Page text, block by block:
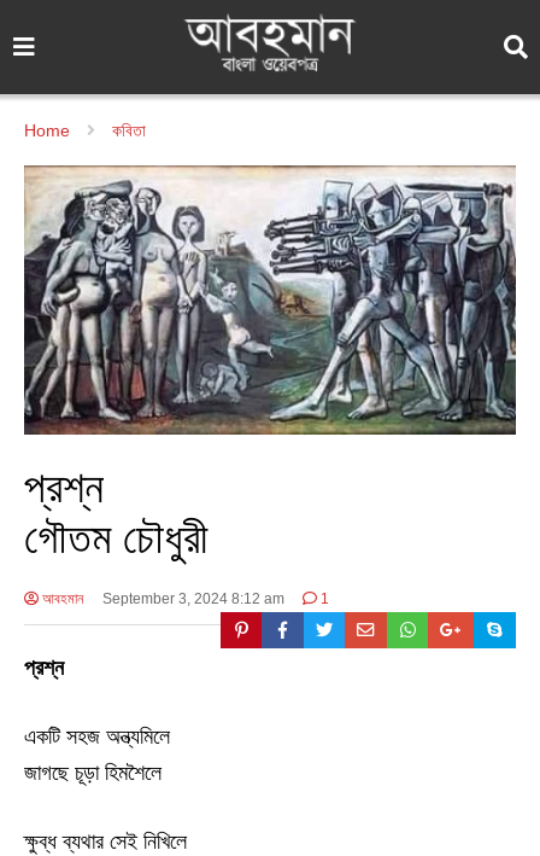
Home কবিতা
প্রশ্ন
গৌতম চৌধুরী
আবহমান September 3, 2024 8:12 am 1
প্রশ্ন
একটি সহজ অন্ত্যমিলে
জাগছে চূড়া হিমশৈলে
ক্ষুব্ধ ব্যথার সেই নিখিলে